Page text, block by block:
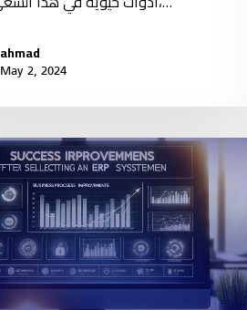
ahmad
May 2, 2024